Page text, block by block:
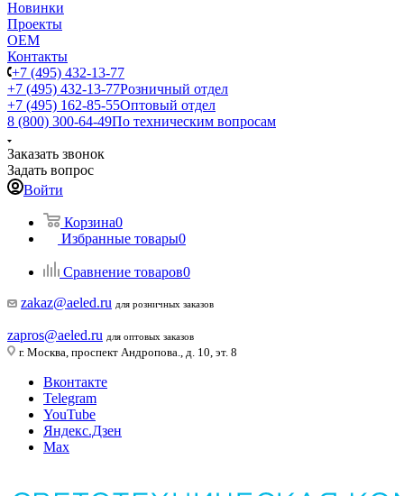
Новинки
Проекты
ОЕМ
Контакты
+7 (495) 432-13-77
+7 (495) 432-13-77Розничный отдел
+7 (495) 162-85-55Оптовый отдел
8 (800) 300-64-49По техническим вопросам
Заказать звонок
Задать вопрос
Войти
Корзина0
Избранные товары0
Сравнение товаров0
zakaz@aeled.ru для розничных заказов
zapros@aeled.ru для оптовых заказов
г. Москва, проспект Андропова., д. 10, эт. 8
Вконтакте
Telegram
YouTube
Яндекс.Дзен
Max